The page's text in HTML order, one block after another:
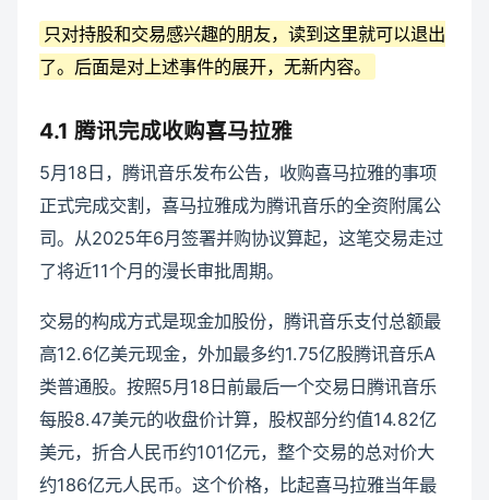
只对持股和交易感兴趣的朋友，读到这里就可以退出
了。后面是对上述事件的展开，无新内容。
4.1 腾讯完成收购喜马拉雅
5月18日，腾讯音乐发布公告，收购喜马拉雅的事项
正式完成交割，喜马拉雅成为腾讯音乐的全资附属公
司。从2025年6月签署并购协议算起，这笔交易走过
了将近11个月的漫长审批周期。
交易的构成方式是现金加股份，腾讯音乐支付总额最
高12.6亿美元现金，外加最多约1.75亿股腾讯音乐A
类普通股。按照5月18日前最后一个交易日腾讯音乐
每股8.47美元的收盘价计算，股权部分约值14.82亿
美元，折合人民币约101亿元，整个交易的总对价大
约186亿元人民币。这个价格，比起喜马拉雅当年最